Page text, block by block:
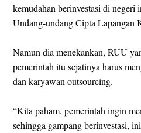
kemudahan berinvestasi di negeri
Undang-undang Cipta Lapangan
Namun dia menekankan, RUU
pemerintah itu sejatinya harus
dan karyawan outsourcing.
“Kita paham, pemerintah ingin
sehingga gampang berinvestasi,